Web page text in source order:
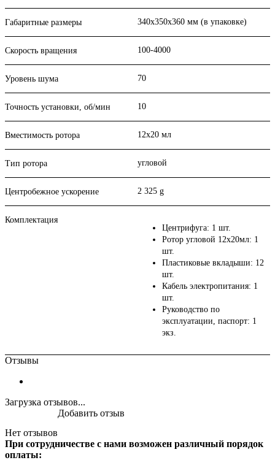
Габаритные размеры 340х350х360 мм (в упаковке)
Скорость вращения 100-4000
Уровень шума 70
Точность установки, об/мин 10
Вместимость ротора 12х20 мл
Тип ротора угловой
Центробежное ускорение 2 325 g
Комплектация
Центрифуга: 1 шт.
Ротор угловой 12х20мл: 1
шт.
Пластиковые вкладыши: 12
шт.
Кабель электропитания: 1
шт.
Руководство по
эксплуатации, паспорт: 1
экз.
Отзывы
Загрузка отзывов...
Нет отзывов
Добавить отзыв
При сотрудничестве с нами возможен различный порядок
оплаты: